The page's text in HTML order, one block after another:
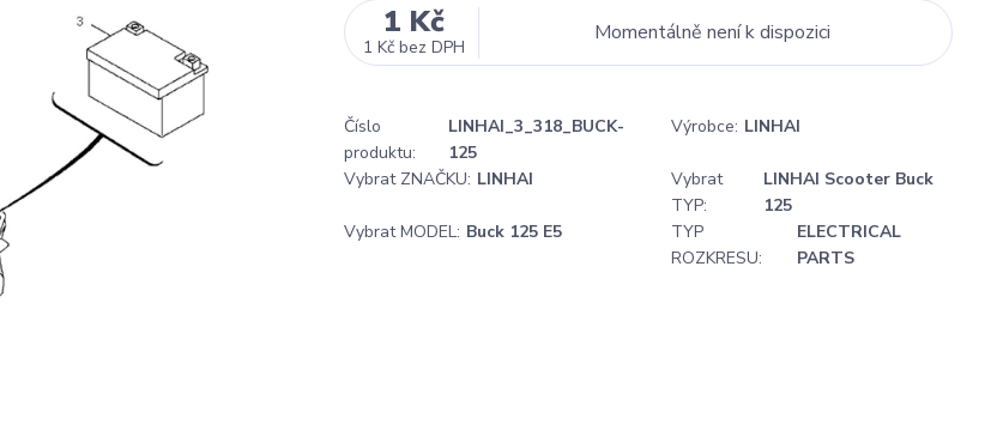
1 Kč
1 Kč bez DPH
Momentálně není k dispozici
Číslo
produktu:
LINHAI_3_318_BUCK-
125
Výrobce: LINHAI
Vybrat ZNAČKU: LINHAI
Vybrat
TYP:
LINHAI Scooter Buck
125
Vybrat MODEL: Buck 125 E5
TYP
ROZKRESU:
ELECTRICAL
PARTS